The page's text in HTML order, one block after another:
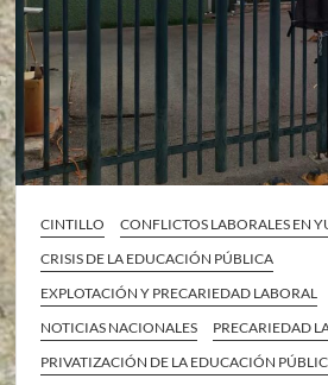
CINTILLO
CONFLICTOS LABORALES EN
CRISIS DE LA EDUCACIÓN PÚBLICA
EXPLOTACIÓN Y PRECARIEDAD LABORAL
NOTICIAS NACIONALES
PRECARIEDAD
PRIVATIZACIÓN DE LA EDUCACIÓN